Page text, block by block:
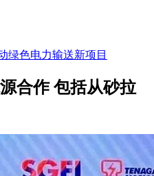
绿色电力输送新项目
合作 包括从砂拉